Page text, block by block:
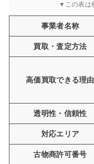
事業者名称
買取・査定方法
高価買取できる理由
透明性・信頼性
対応エリア
古物商許可番号